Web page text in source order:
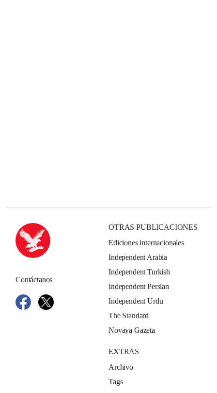
Contáctanos
OTRAS PUBLICACIONES
Ediciones internacionales
Independent Arabia
Independent Turkish
Independent Persian
Independent Urdu
The Standard
Novaya Gazeta
EXTRAS
Archivo
Tags